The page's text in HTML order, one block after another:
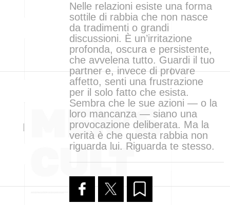
Nelle relazioni esiste una forma
sottile di rabbia che non nasce
da tradimenti o grandi
discussioni. È un’irritazione
profonda, oscura e persistente,
che avvelena tutto. Guardi il tuo
partner e, invece di provare
affetto, senti una frustrazione
per il solo fatto che esista.
Sembra che le sue azioni — o la
loro mancanza — siano una
provocazione deliberata. Ma la
verità è che questa rabbia non
riguarda lui. Riguarda te stesso.